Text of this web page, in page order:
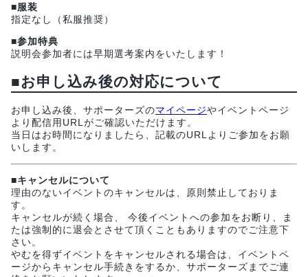
■服装
指定なし（私服推奨）
■参加特典
説明会参加者には早期選考案内をいたします！
■お申し込み後の対応について
お申し込み後、サポーターズのマイページやイベントページ
より配信用URLがご確認いただけます。
当日はお時間になりましたら、記載のURLよりご参加をお願
いします。
■キャンセルについて
理由のないイベントのキャンセルは、原則禁止しておりま
す。
キャンセルが続く場合、 今後イベントへの参加をお断り、ま
たは強制的に退会とさせて頂くこともありますのでご注意下
さい。
やむを得ずイベントをキャンセルされる場合は、イベントペ
ージからキャンセル手続きをするか、サポーターズまでご連